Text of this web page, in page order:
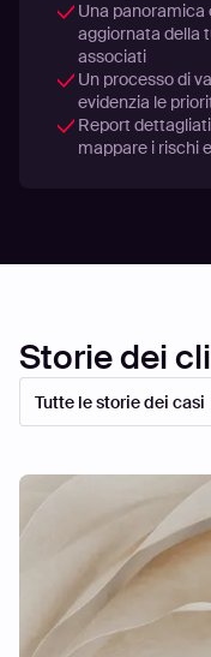
Una
aggiornata della
associati
Un processo di
evidenzia le
Report
mappare i rischi
Storie dei
Tutte le storie dei casi